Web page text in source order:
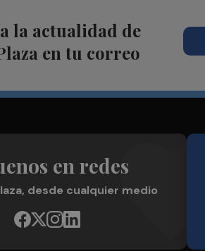
la actualidad de
en tu correo
en redes
desde cualquier medio